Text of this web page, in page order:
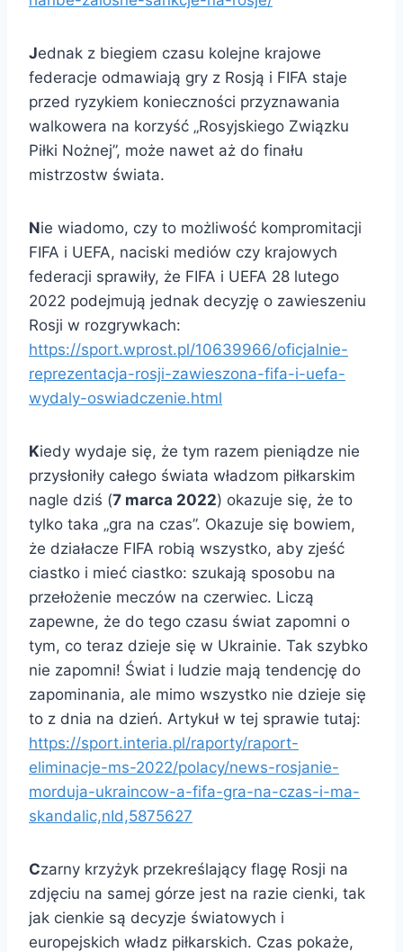
Jednak z biegiem czasu kolejne krajowe
federacje odmawiają gry z Rosją i FIFA staje
przed ryzykiem konieczności przyznawania
walkowera na korzyść „Rosyjskiego Związku
Piłki Nożnej”, może nawet aż do finału
mistrzostw świata.
Nie wiadomo, czy to możliwość kompromitacji
FIFA i UEFA, naciski mediów czy krajowych
federacji sprawiły, że FIFA i UEFA 28 lutego
2022 podejmują jednak decyzję o zawieszeniu
Rosji w rozgrywkach:
https://sport.wprost.pl/10639966/oficjalnie-
reprezentacja-rosji-zawieszona-fifa-i-uefa-
wydaly-oswiadczenie.html
Kiedy wydaje się, że tym razem pieniądze nie
przysłoniły całego świata władzom piłkarskim
nagle dziś (7 marca 2022) okazuje się, że to
tylko taka „gra na czas”. Okazuje się bowiem,
że działacze FIFA robią wszystko, aby zjeść
ciastko i mieć ciastko: szukają sposobu na
przełożenie meczów na czerwiec. Liczą
zapewne, że do tego czasu świat zapomni o
tym, co teraz dzieje się w Ukrainie. Tak szybko
nie zapomni! Świat i ludzie mają tendencję do
zapominania, ale mimo wszystko nie dzieje się
to z dnia na dzień. Artykuł w tej sprawie tutaj:
https://sport.interia.pl/raporty/raport-
eliminacje-ms-2022/polacy/news-rosjanie-
morduja-ukraincow-a-fifa-gra-na-czas-i-ma-
skandalic,nId,5875627
Czarny krzyżyk przekreślający flagę Rosji na
zdjęciu na samej górze jest na razie cienki, tak
jak cienkie są decyzje światowych i
europejskich władz piłkarskich. Czas pokaże,